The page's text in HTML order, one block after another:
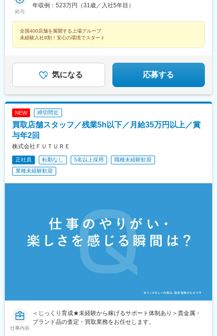
駅(奈良県)、金橋駅、神前駅(和歌山県)、岡山駅前駅、備前一宮
駅、立町駅、広島駅、佐伯区役所前駅、福山駅、湯田温泉駅、阿
石駅、伊予和気駅、土居田駅、高須駅(高知県)、南行橋駅、行橋
駅、苅田駅、下曽根駅、南小倉駅、二島駅、遠賀野駅、本城駅、
駅、宇佐駅、上岡駅、宮崎駅、日南駅、清武駅、高見橋駅、錦江
駅、宮ケ浜駅、真幸駅、伊集院駅、西出水駅、苗穂駅、琴似駅(札
幌市営)、北朝霞駅、鎌ケ谷大仏駅、西小山駅、旗の台駅、緑が丘
駅(東京都)、代官山駅、押上駅、巣鴨駅、本駒込駅、春日駅(東京
駅、杉田駅(神奈川県)、新高島駅、矢田駅(愛知県)、高畑駅、梅坪
駅、柚木駅(静岡鉄道線)、第一通り駅、吉原本町駅、広小路駅(三
重県)、中洲川端駅、近鉄富田駅、北間駅、栄町駅(富山県)、大阪
線)、大阪阿部野橋駅、花園駅(京都府)、藤森駅、新田辺駅、桃山
御陵前駅、舞子駅、高速長田駅、猪名寺駅、岡山駅、本通駅、文
珠通駅、戸越銀座駅、北千束駅、本所吾妻橋駅、東大前駅、後楽
園駅、中井駅、御徒町駅、青山一丁目駅、永田町駅、府中競馬正
門前駅、平沼橋駅、長沼駅(静岡県)、新浜松駅、西鉄福岡駅、大阪
公園駅、八丁堀駅(広島県)、猿猴橋町駅、県立美術館通駅
岐阜県、静岡県、愛知県、三重県【関西】滋賀県、京都府、大阪
【四国】徳島県、香川県、愛媛県、高知県【九州・沖縄】福岡
県、佐賀県、長崎県、熊本県、大分県、宮崎県、鹿児島県受動喫
煙対策：屋内禁煙
駅(函館本線)、大谷地駅、五稜郭公園前駅、東海駅、赤塚駅、上菅
県)、東川口駅、川口駅、浦和駅、北浦和駅、東浦和駅、東鷲宮
駅、鷲宮駅、栗橋駅、加須駅、花崎駅、朝霞台駅、新座駅、上尾
駅、中目黒駅、西葛西駅、葛西駅、錦糸町駅、新小岩駅、小岩
駅、とうきょうスカイツリー駅、平井駅(東京都)、駒込駅、白山駅
(東京都)、本郷三丁目駅、落合駅(東京都)、浜田山駅、千歳烏山
駅、成城学園前駅、経堂駅、上野広小路駅、外苑前駅、赤坂駅(東
京都)、渋谷駅、北千住駅、京王八王子駅、西八王子駅、狭間駅、
西府駅、府中駅(東京都)、田無駅、ひばりケ丘駅(東京都)、花小金
井駅、馬車道駅、東戸塚駅、新杉田駅、戸塚駅、相模原駅、古淵
駅、鴨居駅、センター南駅、渋沢駅、伊勢原駅、秦野駅、港南台
駅、横浜駅、ナゴヤドーム前矢田駅、鶴舞駅、八事駅、杁ケ池公
園駅、上社駅、長久手古戦場駅、荒子駅、尾張一宮駅、開明駅、
国府宮駅、春日井駅(名鉄線)、愛環梅坪駅、三河高浜駅、安城駅、
愛知大学前駅、六名駅、牛久保駅、りんくう常滑駅、焼津駅、藤
枝駅、東静岡駅、古庄駅、遠州病院駅、沼津駅、本吉原駅、新静
岡駅、三島広小路駅、日本平駅、片浜駅、自動車学校前駅、富士
志摩横山駅、五十鈴ケ丘駅、小松駅、大河端駅、宇野気駅、野々
市駅(ＩＲいしかわ鉄道線)、足羽山公園口駅、新富山口駅、稲荷町
駅(富山県)、中滑川駅、氷見駅、戸出駅、新高岡駅、京橋駅(大阪
府)、天満駅、西中島南方駅、野田阪神駅、天王寺駅前駅、ＪＲ総
持寺駅、住道駅、豊中駅、深江橋駅、寝屋川市駅、長尾駅(大阪
府)、藤井寺駅、八尾駅、高見ノ里駅、河内天美駅、北花田駅、岡
田浦駅、萩原天神駅、樟葉駅、門真市駅、草津駅(滋賀県)、十条駅
(京都府・近鉄線)、常盤駅(京都府)、龍谷大前深草駅、松井山手
駅(奈良県)、金橋駅、神前駅(和歌山県)、岡山駅前駅、備前一宮
波富田駅、府中駅(徳島県)、勝瑞駅、綾川駅、三条駅(香川県)、伏
石駅、伊予和気駅、土居田駅、高須駅(高知県)、南行橋駅、行橋
給与
年収例：523万円（31歳／入社5年目）
全国400店舗を展開する上場グループ
未経験入社9割！安心の環境でスタート
気になる 応募する
NEW 締切間近
買取店舗スタッフ／残業5h以下／月給35万円以上／賞
与年2回
株式会社ＦＵＴＵＲＥ
正社員 転勤なし 5名以上採用
職種未経験歓迎
業種未経験歓迎
仕事内容
＜じっくり育成★未経験から稼げるサポート体制あり＞貴金属・
ブランド品の査定・買取業務をお任せします。